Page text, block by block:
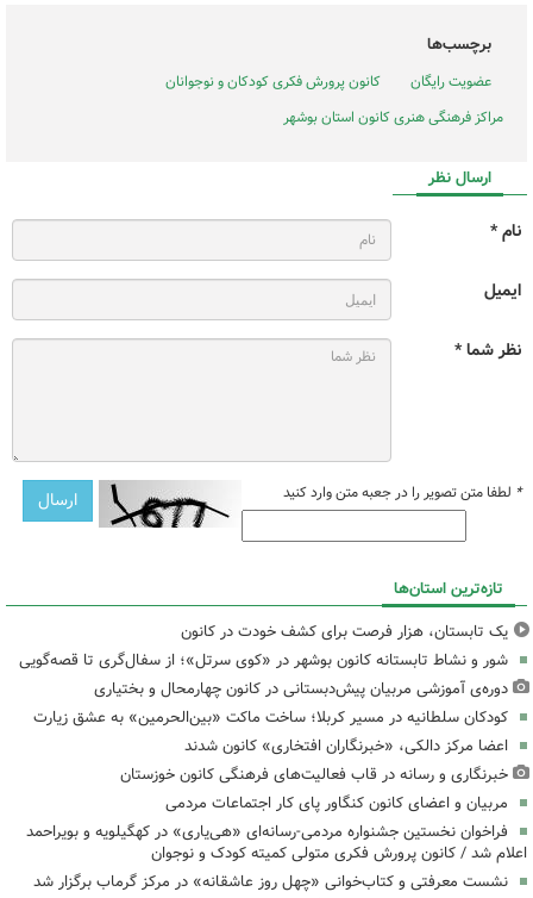
برچسب‌ها
عضویت رایگان
کانون پرورش فکری کودکان و نوجوانان
مراکز فرهنگی هنری کانون استان بوشهر
ارسال نظر
نام *
ایمیل
نظر شما *
* لطفا متن تصویر را در جعبه متن وارد کنید
تازه‌ترین استان‌ها
یک تابستان، هزار فرصت برای کشف خودت در کانون
شور و نشاط تابستانه کانون بوشهر در «کوی سرتل»؛ از سفال‌گری تا قصه‌گویی
دوره‌ی آموزشی مربیان پیش‌دبستانی در کانون چهارمحال و بختیاری
کودکان سلطانیه در مسیر کربلا؛ ساخت ماکت «بین‌الحرمین» به عشق زیارت
اعضا مرکز دالکی، «خبرنگاران افتخاری» کانون شدند
خبرنگاری و رسانه در قاب فعالیت‌های فرهنگی کانون خوزستان
مربیان و اعضای کانون کنگاور پای کار اجتماعات مردمی
فراخوان نخستین جشنواره مردمی-رسانه‌ای «هی‌یاری» در کهگیلویه و بویراحمد
اعلام شد / کانون پرورش فکری متولی کمیته کودک و نوجوان
نشست معرفتی و کتاب‌خوانی «چهل روز عاشقانه» در مرکز گرماب برگزار شد